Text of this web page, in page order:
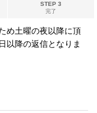
STEP 3
完了
め土曜の夜以降に頂
以降の返信となりま